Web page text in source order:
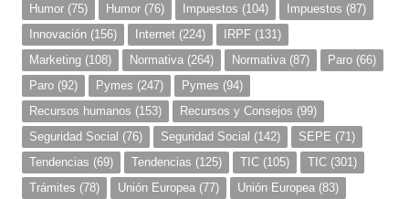
Humor (75) Humor (76) Impuestos (104) Impuestos (87)
Innovación (156) Internet (224) IRPF (131)
Marketing (108) Normativa (264) Normativa (87) Paro (66)
Paro (92) Pymes (247) Pymes (94)
Recursos humanos (153) Recursos y Consejos (99)
Seguridad Social (76) Seguridad Social (142) SEPE (71)
Tendencias (69) Tendencias (125) TIC (105) TIC (301)
Trámites (78) Unión Europea (77) Unión Europea (83)